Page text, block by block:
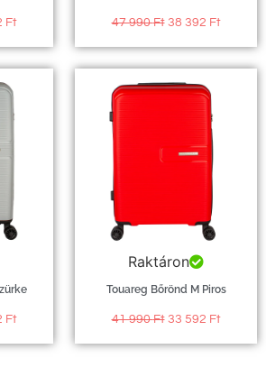
Ft 47 990Ft 38 392 Ft
Ft
Raktáron
Touareg Bőrönd M Piros
41 990Ft 33 592 Ft